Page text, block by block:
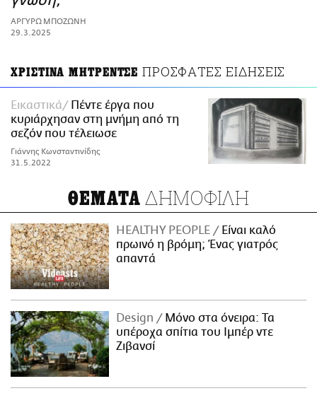
ΑΜΠΑ
PRINT
ΑΡΓΥΡΩ ΜΠΟΖΩΝΗ
29.3.2025
ΧΡΙΣΤΙΝΑ ΜΗΤΡΕΝΤΣΕ ΠΡΟΣΦΑΤΕΣ ΕΙΔΗΣΕΙΣ
Εικαστικά
Πέντε έργα που
κυριάρχησαν στη μνήμη από τη
σεζόν που τέλειωσε
Γιάννης Κωνσταντινίδης
31.5.2022
ΘΕΜΑΤΑ ΔΗΜΟΦΙΛΗ
HEALTHY PEOPLE
Είναι καλό
πρωινό η βρόμη; Ένας γιατρός
απαντά
Design
Μόνο στα όνειρα: Τα
υπέροχα σπίτια του Ιμπέρ ντε
Ζιβανσί